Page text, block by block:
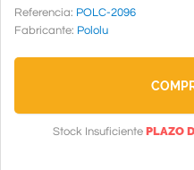
Referencia: POLC-2096
Fabricante: Pololu
Stock Insuficiente PLAZO